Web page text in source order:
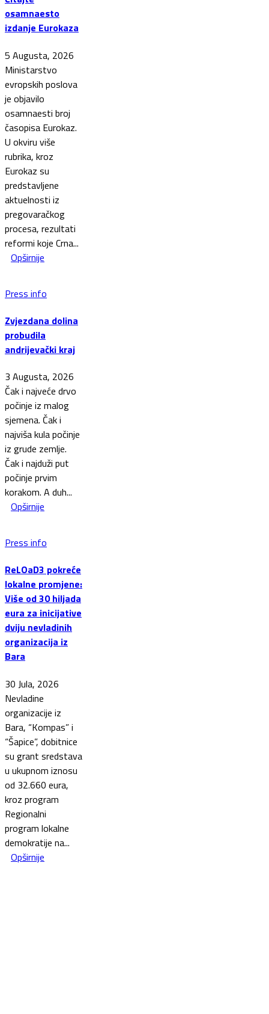
osamnaesto
izdanje Eurokaza
5 Augusta, 2026
Ministarstvo
evropskih poslova
je objavilo
osamnaesti broj
časopisa Eurokaz.
U okviru više
rubrika, kroz
Eurokaz su
predstavljene
aktuelnosti iz
pregovaračkog
procesa, rezultati
reformi koje Crna...
Opširnije
Press info
Zvjezdana dolina
probudila
andrijevački kraj
3 Augusta, 2026
Čak i najveće drvo
počinje iz malog
sjemena. Čak i
najviša kula počinje
iz grude zemlje.
Čak i najduži put
počinje prvim
korakom. A duh...
Opširnije
Press info
ReLOaD3 pokreće
lokalne promjene:
Više od 30 hiljada
eura za inicijative
dviju nevladinih
organizacija iz
Bara
30 Jula, 2026
Nevladine
organizacije iz
Bara, “Kompas” i
“Šapice”, dobitnice
su grant sredstava
u ukupnom iznosu
od 32.660 eura,
kroz program
Regionalni
program lokalne
demokratije na...
Opširnije